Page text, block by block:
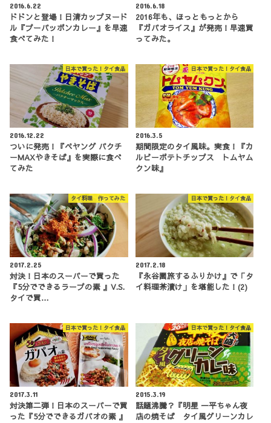
2016.6.22
ドドンと登場！日清カップヌード
ル『プーパッポンカレー』を早速
食べてみた！
2016.6.18
2016年も、ほっともっとから
『ガパオライス』が発売！早速買
ってみた。
日本で買った！タイ食品
2016.12.22
ついに発売！『ペヤング パクチ
ーMAXやきそば』を実際に食べ
てみた
日本で買った！タイ食品
2016.3.5
期間限定のタイ風味。実食！『カ
ルビーポテトチップス トムヤム
クン味』
タイ料理 作ってみた
2017.2.25
対決！日本のスーパーで買った
『5分でできるラープの素 』V.S.
タイで買…
日本で買った！タイ食品
2017.2.18
『永谷園旅するふりかけ』で「タ
イ料理茶漬け」を堪能した！(2)
日本で買った！タイ食品
2017.3.11
対決第二弾！日本のスーパーで買
った『5分でできるガパオの素 』
日本で買った！タイ食品
2015.3.19
話題沸騰？『明星 一平ちゃん夜
店の焼そば タイ風グリーンカレ